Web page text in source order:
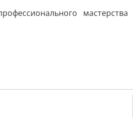
мастерства